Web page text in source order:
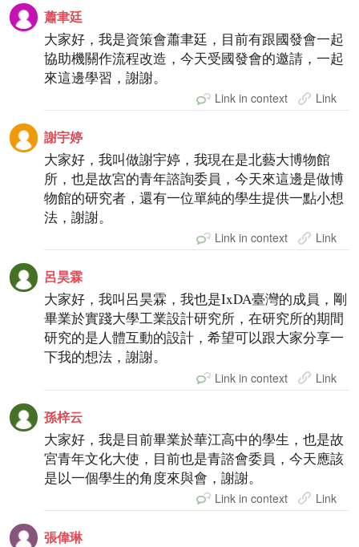
蕭聿廷
大家好，我是資策會蕭聿廷，目前有跟國發會一起
協助機關作流程改造，今天受國發會的邀請，一起
來這邊學習，謝謝。
Link in context Link
謝宇婷
大家好，我叫做謝宇婷，我現在是北藝大博物館
所，也是故宮的青年諮詢委員，今天來這邊是做博
物館的研究者，還有一位單純的學生提供一點小想
法，謝謝。
Link in context Link
呂昊霖
大家好，我叫呂昊霖，我也是IxDA臺灣的成員，剛
畢業於實踐大學工業設計研究所，在研究所的期間
研究的是人體互動的設計，希望可以跟大家分享一
下我的想法，謝謝。
Link in context Link
孫梓云
大家好，我是目前畢業於華江高中的學生，也是故
宮青年文化大使，目前也是青諮會委員，今天應該
是以一個學生的角度來與會，謝謝。
Link in context Link
張偉琳